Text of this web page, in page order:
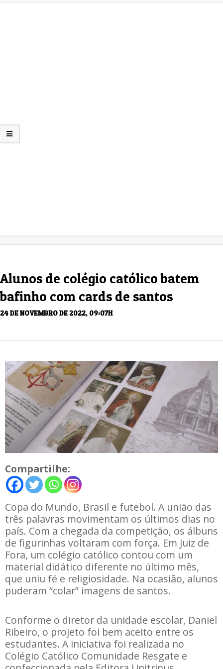
Alunos de colégio católico batem
bafinho com cards de santos
24 DE NOVEMBRO DE 2022, 09:07H
Compartilhe:
Copa do Mundo, Brasil e futebol. A união das
três palavras movimentam os últimos dias no
país. Com a chegada da competição, os álbuns
de figurinhas voltaram com força. Em Juiz de
Fora, um colégio católico contou com um
material didático diferente no último mês,
que uniu fé e religiosidade. Na ocasião, alunos
puderam “colar” imagens de santos.
Conforme o diretor da unidade escolar, Daniel
Ribeiro, o projeto foi bem aceito entre os
estudantes. A iniciativa foi realizada no
Colégio Católico Comunidade Resgate e